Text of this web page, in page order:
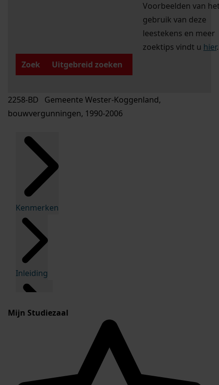
Voorbeelden van
gebruik van deze
leestekens en meer
zoektips vindt u hier.
Zoek
Uitgebreid zoeken
2258-BD Gemeente Wester-Koggenland,
bouwvergunningen, 1990-2006
Kenmerken
Inleiding
Mijn Studiezaal